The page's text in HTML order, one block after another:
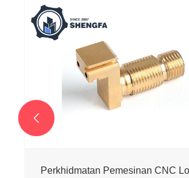
Perkhidmatan Pemesinan CNC
